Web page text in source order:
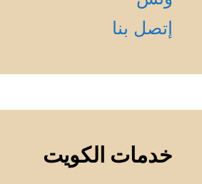
إتصل بنا
خدمات الكويت